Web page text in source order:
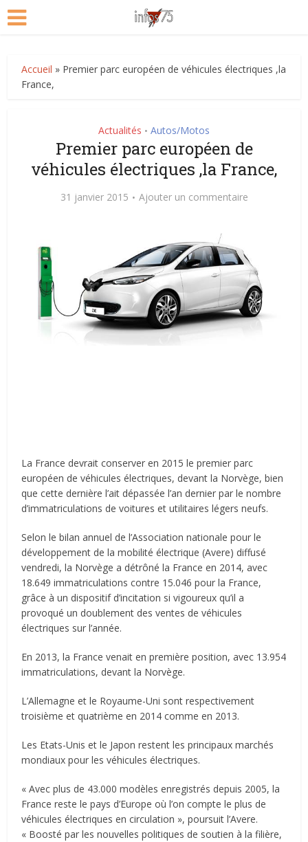
Accueil » Premier parc européen de véhicules électriques ,la
France,
Actualités • Autos/Motos
Premier parc européen de
véhicules électriques ,la France,
31 janvier 2015 Ajouter un commentaire
La France devrait conserver en 2015 le premier parc
européen de véhicules électriques, devant la Norvège, bien
que cette dernière l’ait dépassée l’an dernier par le nombre
d’immatriculations de voitures et utilitaires légers neufs.
Selon le bilan annuel de l’Association nationale pour le
développement de la mobilité électrique (Avere) diffusé
vendredi, la Norvège a détrôné la France en 2014, avec
18.649 immatriculations contre 15.046 pour la France,
grâce à un dispositif d’incitation si vigoureux qu’il a
provoqué un doublement des ventes de véhicules
électriques sur l’année.
En 2013, la France venait en première position, avec 13.954
immatriculations, devant la Norvège.
L’Allemagne et le Royaume-Uni sont respectivement
troisième et quatrième en 2014 comme en 2013.
Les Etats-Unis et le Japon restent les principaux marchés
mondiaux pour les véhicules électriques.
« Avec plus de 43.000 modèles enregistrés depuis 2005, la
France reste le pays d’Europe où l’on compte le plus de
véhicules électriques en circulation », poursuit l’Avere.
« Boosté par les nouvelles politiques de soutien à la filière,